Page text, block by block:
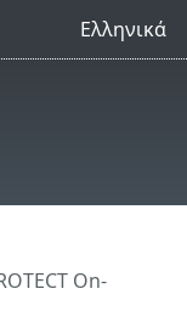
Ελληνικά
On-